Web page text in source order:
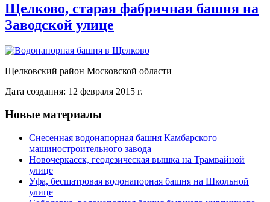
Щелково, старая фабричная башня на
Заводской улице
Щелковский район Московской области
Дата создания: 12 февраля 2015 г.
Новые материалы
Снесенная водонапорная башня Камбарского
машиностроительного завода
Новочеркасск, геодезическая вышка на Трамвайной
улице
Уфа, бесшатровая водонапорная башня на Школьной
улице